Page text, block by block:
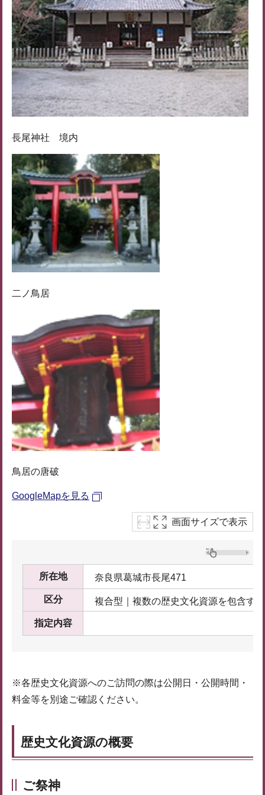
長尾神社 境内
二ノ鳥居
鳥居の唐破
GoogleMapを見る
画面サイズで表示
所在地 奈良県葛城市長尾471
区分 複合型｜複数の歴史文化資源を包含す
指定内容
※各歴史文化資源へのご訪問の際は公開日・公開時間・
料金等を別途ご確認ください。
歴史文化資源の概要
ご祭神